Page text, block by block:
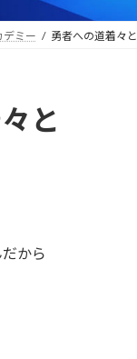
デミー 勇者への道着々と
と
から